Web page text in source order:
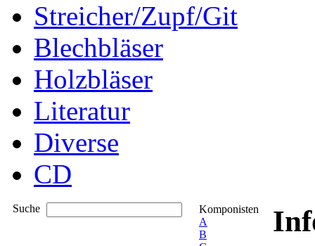
Streicher/Zupf/Git
Blechbläser
Holzbläser
Literatur
Diverse
CD
Suche
Komponisten
A
B